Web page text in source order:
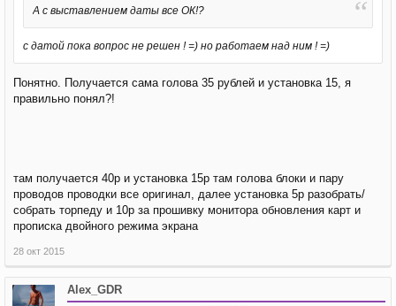
А с выставлением даты все ОК!?
с датой пока вопрос не решен ! =) но работаем над ним ! =)
Понятно. Получается сама голова 35 рублей и установка 15, я
правильно понял?!
там получается 40р и установка 15р там голова блоки и пару
проводов проводки все оригинал, далее установка 5р разобрать/
собрать торпеду и 10р за прошивку монитора обновления карт и
прописка двойного режима экрана
28 окт 2015
Alex_GDR